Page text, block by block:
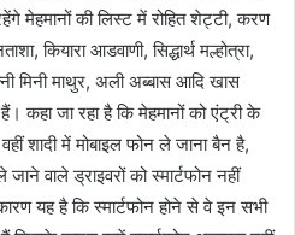
मेहमानों की लिस्ट में रोहित शेट्टी, करण
कियारा आडवाणी, सिद्धार्थ मल्होत्रा,
मिनी माथुर, अली अब्बास आदि खास
कहा जा रहा है कि मेहमानों को एंट्री के
शादी में मोबाइल फोन ले जाना बैन है,
वाले ड्राइवरों को स्मार्टफोन नहीं
यह है कि स्मार्टफोन होने से वे इन सभी